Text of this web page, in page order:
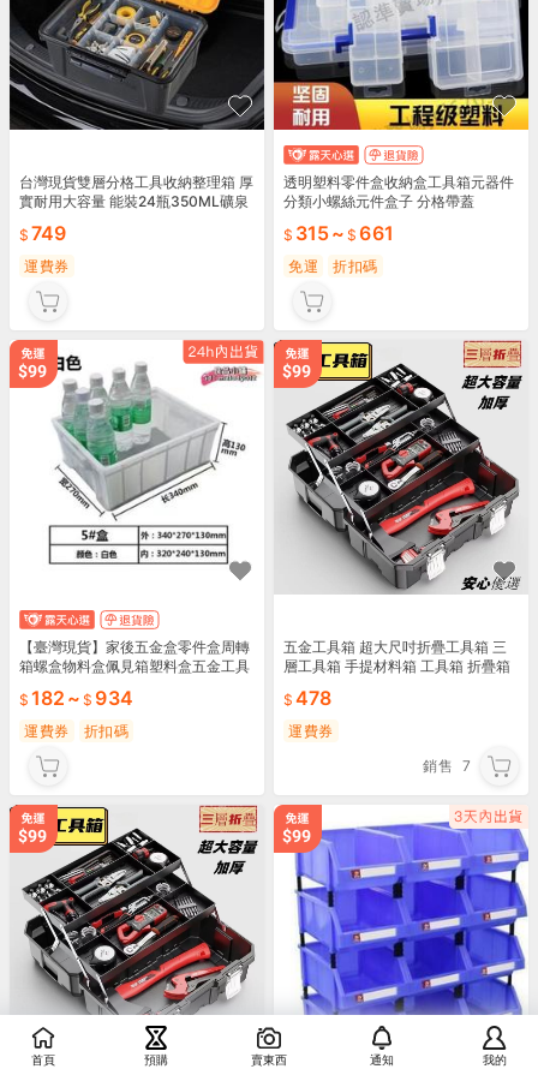
台灣現貨雙層分格工具收納整理箱 厚
實耐用大容量 能裝24瓶350ML礦泉
4】《約翰
749
運費券
透明塑料零件盒收納盒工具箱元器件
分類小螺絲元件盒子 分格帶蓋
315~ 661
免運 折扣碼
【臺灣現貨】家後五金盒零件盒周轉
箱螺盒物料盒佩見箱塑料盒五金工具
182 ~ 934
運費券 折扣碼
五金工具箱 超大尺吋折疊工具箱 三
層工具箱 手提材料箱 工具箱 折疊箱
478
運費券
銷售 7
首頁 預購 賣東西 通知 我的